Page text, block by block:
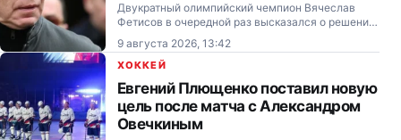
Двукратный олимпийский чемпион Вячеслав
Фетисов в очередной раз высказался о решении
IIHF не допускать российские сборные к
международным турнирам.
9 августа 2026, 13:42
ХОККЕЙ
Евгений Плющенко поставил новую
цель после матча с Александром
Овечкиным